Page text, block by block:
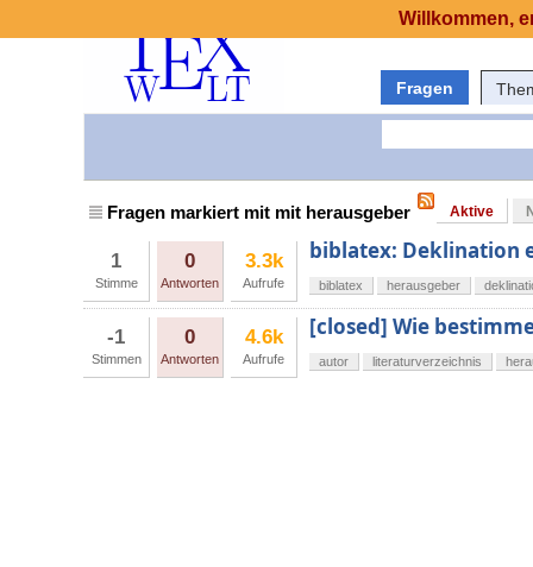
Fragen
Fragen markiert mit mit herausgeber Aktive
1
Stimme
0
Antworten
3.3k
Aufrufe
biblatex: Deklination
biblatex herausgeber
-1
Stimmen
0
Antworten
4.6k
Aufrufe
[closed] Wie
autor literaturverzeichnis
Willkommen,